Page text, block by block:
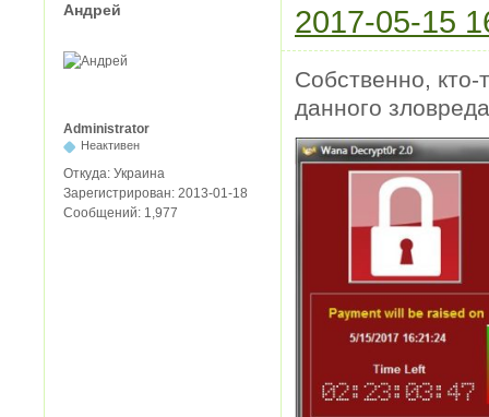
Андрей 2017-05-15
Administrator
Неактивен
Откуда: Украина
Зарегистрирован: 2013-01-18
Сообщений: 1,977
Собственно,
данного